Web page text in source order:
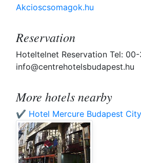
Akcioscsomagok.hu
Reservation
Hoteltelnet Reservation Tel:
info@centrehotelsbudapest.hu
More hotels nearby
✔️ Hotel Mercure Budapest